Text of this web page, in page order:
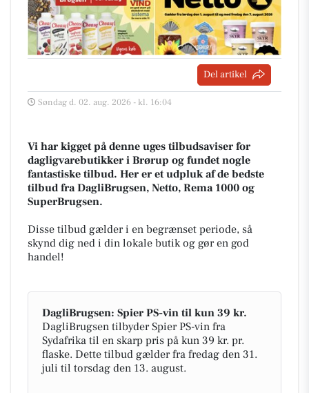
Del artikel
Søndag d. 02. aug. 2026 - kl. 16:04
Vi har kigget på denne uges tilbudsaviser for
dagligvarebutikker i Brørup og fundet nogle
fantastiske tilbud. Her er et udpluk af de bedste
tilbud fra DagliBrugsen, Netto, Rema 1000 og
SuperBrugsen.
Disse tilbud gælder i en begrænset periode, så
skynd dig ned i din lokale butik og gør en god
handel!
DagliBrugsen: Spier PS-vin til kun 39 kr.
DagliBrugsen tilbyder Spier PS-vin fra
Sydafrika til en skarp pris på kun 39 kr. pr.
flaske. Dette tilbud gælder fra fredag den 31.
juli til torsdag den 13. august.